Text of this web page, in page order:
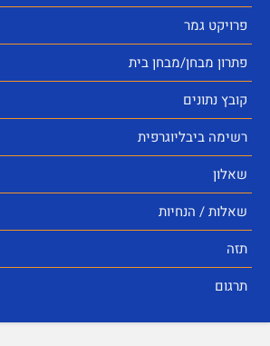
פרויקט גמר
פתרון מבחן/מבחן בית
קובץ נתונים
רשימה ביבליוגרפית
שאלון
שאלות / הנחיות
תזה
תרגום